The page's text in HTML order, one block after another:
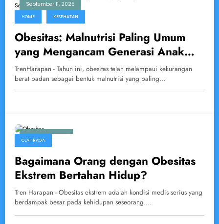
September 11, 2025
HOME KESEHATAN
Obesitas: Malnutrisi Paling Umum
yang Mengancam Generasi Anak
Sekolah
TrenHarapan - Tahun ini, obesitas telah melampaui kekurangan
berat badan sebagai bentuk malnutrisi yang paling…
OLAHRAGA
Bagaimana Orang dengan Obesitas
Ekstrem Bertahan Hidup?
Tren Harapan - Obesitas ekstrem adalah kondisi medis serius yang
berdampak besar pada kehidupan seseorang.…